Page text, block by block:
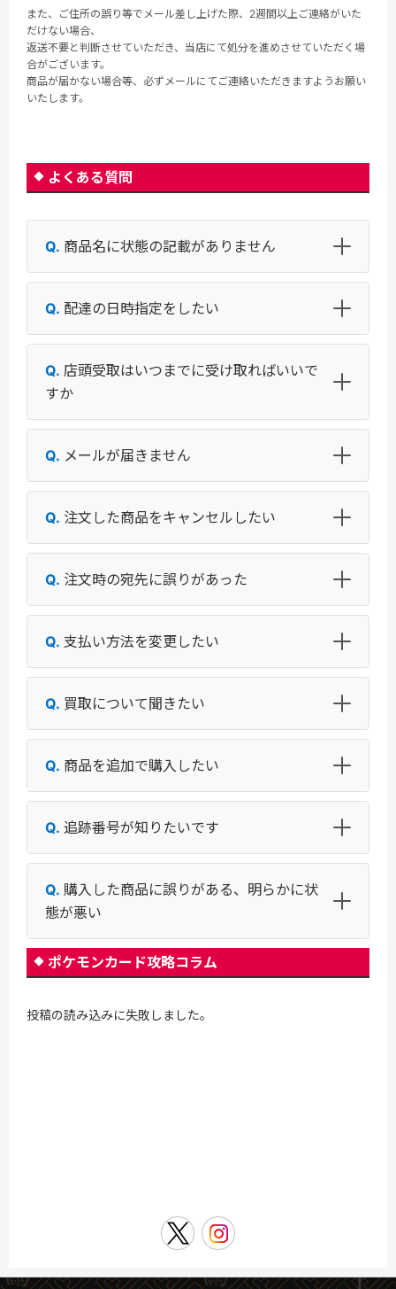
また、ご住所の誤り等でメール差し上げた際、2週間以上ご連絡がいた
だけない場合、
返送不要と判断させていただき、当店にて処分を進めさせていただく場
合がございます。
商品が届かない場合等、必ずメールにてご連絡いただきますようお願い
いたします。
よくある質問
商品名に状態の記載がありません
配達の日時指定をしたい
店頭受取はいつまでに受け取ればいいで
すか
メールが届きません
注文した商品をキャンセルしたい
注文時の宛先に誤りがあった
支払い方法を変更したい
買取について聞きたい
商品を追加で購入したい
追跡番号が知りたいです
購入した商品に誤りがある、明らかに状
態が悪い
ポケモンカード攻略コラム
投稿の読み込みに失敗しました。